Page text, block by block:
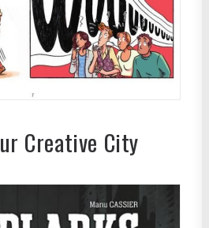
Creative City